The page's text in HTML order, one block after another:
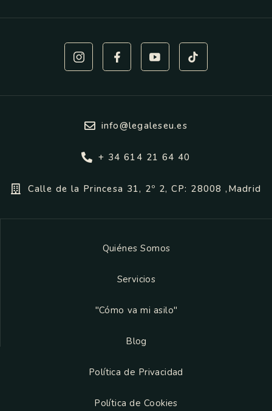
info@legaleseu.es
+ 34 614 21 64 40
Calle de la Princesa 31, 2º 2, CP: 28008 ,Madrid
Quiénes Somos
Servicios
"Cómo va mi asilo"
Blog
Política de Privacidad
Política de Cookies